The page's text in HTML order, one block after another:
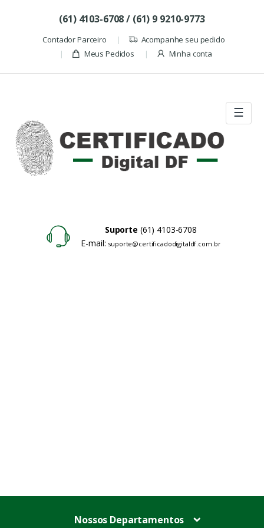
(61) 4103-6708 / (61) 9 9210-9773
Contador Parceiro
Acompanhe seu pedido
Meus Pedidos
Minha conta
☰
Suporte (61) 4103-6708
E-mail: suporte@certificadodigitaldf.com.br
Nossos Departamentos